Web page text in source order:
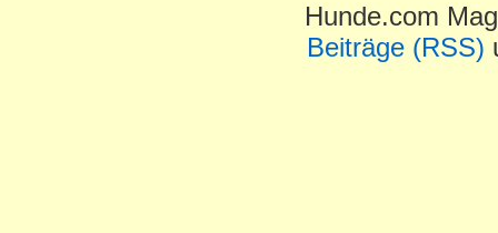
Hunde.com
Beiträge (RSS)